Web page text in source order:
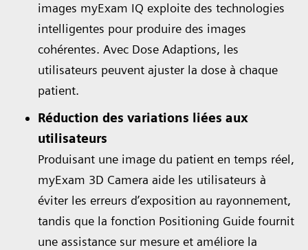
images myExam IQ exploite des technologies
intelligentes pour produire des images
cohérentes. Avec Dose Adaptions, les
utilisateurs peuvent ajuster la dose à chaque
patient.
Réduction des variations liées aux
utilisateurs
Produisant une image du patient en temps réel,
myExam 3D Camera aide les utilisateurs à
éviter les erreurs d’exposition au rayonnement,
tandis que la fonction Positioning Guide fournit
une assistance sur mesure et améliore la